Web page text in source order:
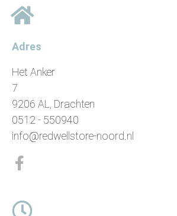
Adres
Het Anker
7
9206 AL, Drachten
0512 - 550940
info@redwellstore-noord.nl